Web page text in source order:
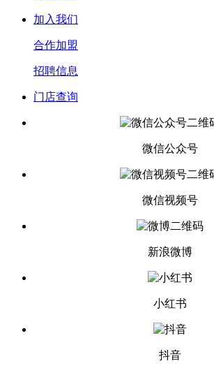
加入我们
合作加盟
招聘信息
门店查询
微信公众号
微信视频号
新浪微博
小红书
抖音